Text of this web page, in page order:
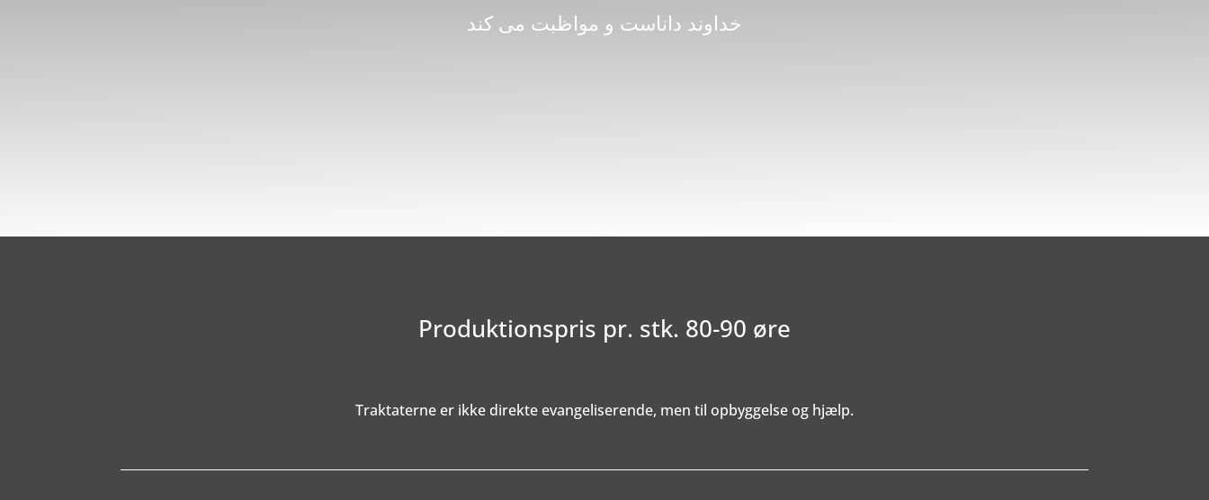
خداوند داناست و مواظبت می کند
Produktionspris pr. stk. 80-90 øre
Traktaterne er ikke direkte evangeliserende, men til opbyggelse og hjælp.